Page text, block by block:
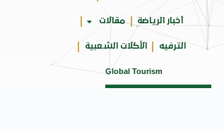
أخبار الرياضة مقالات
الترفيه الأكلات الشعبية
Global Tourism